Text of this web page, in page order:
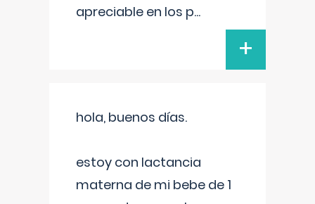
apreciable en los p...
+
hola, buenos días.
estoy con lactancia
materna de mi bebe de 1